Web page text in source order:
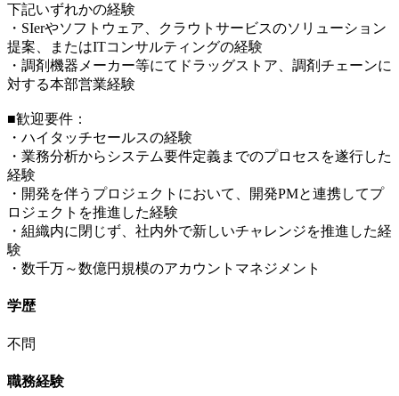
下記いずれかの経験
・SIerやソフトウェア、クラウトサービスのソリューション
提案、またはITコンサルティングの経験
・調剤機器メーカー等にてドラッグストア、調剤チェーンに
対する本部営業経験
■歓迎要件：
・ハイタッチセールスの経験
・業務分析からシステム要件定義までのプロセスを遂行した
経験
・開発を伴うプロジェクトにおいて、開発PMと連携してプ
ロジェクトを推進した経験
・組織内に閉じず、社内外で新しいチャレンジを推進した経
験
・数千万～数億円規模のアカウントマネジメント
学歴
不問
職務経験